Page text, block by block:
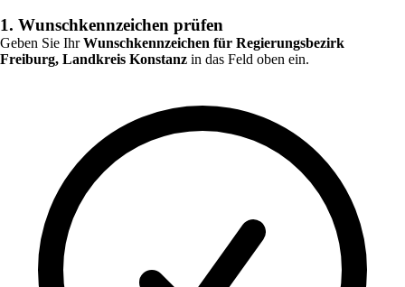
1. Wunschkennzeichen prüfen
Geben Sie IhrWunschkennzeichen für Regierungsbezirk
Freiburg, Landkreis Konstanz in das Feld oben ein.